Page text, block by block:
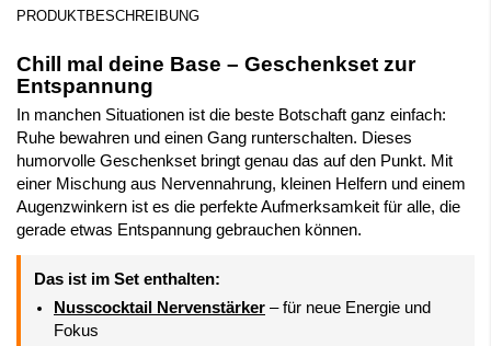
PRODUKTBESCHREIBUNG
Chill mal deine Base – Geschenkset zur
Entspannung
In manchen Situationen ist die beste Botschaft ganz einfach:
Ruhe bewahren und einen Gang runterschalten. Dieses
humorvolle Geschenkset bringt genau das auf den Punkt. Mit
einer Mischung aus Nervennahrung, kleinen Helfern und einem
Augenzwinkern ist es die perfekte Aufmerksamkeit für alle, die
gerade etwas Entspannung gebrauchen können.
Das ist im Set enthalten:
Nusscocktail Nervenstärker – für neue Energie und
Fokus